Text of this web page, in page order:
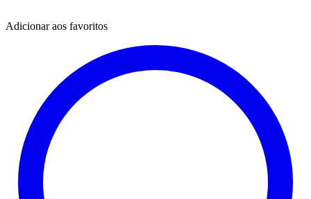
Adicionar aos favoritos